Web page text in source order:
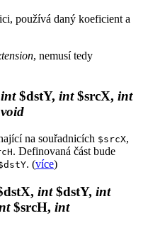
používá daný koeficient a
, nemusí tedy
int$dstY, int$srcX, int
void
na souřadnicích $srcX,
. Definovaná část bude
. (více)
int$dstY, int
$srcH, int